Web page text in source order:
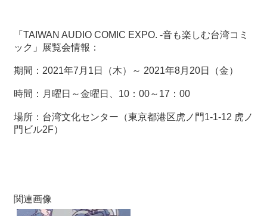
「TAIWAN AUDIO COMIC EXPO. ‐音も楽しむ台湾コミ
ック」展覧会情報：
期間：2021年7月1日（木）～ 2021年8月20日（金）
時間：月曜日～金曜日、10：00～17：00
場所：台湾文化センター（東京都港区虎ノ門1-1-12 虎ノ
門ビル2F）
関連画像